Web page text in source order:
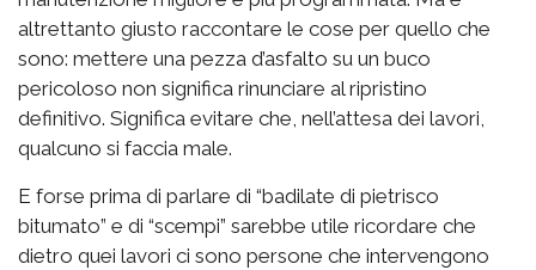
altrettanto giusto raccontare le cose per quello che
sono: mettere una pezza d’asfalto su un buco
pericoloso non significa rinunciare al ripristino
definitivo. Significa evitare che, nell’attesa dei lavori,
qualcuno si faccia male.
E forse prima di parlare di “badilate di pietrisco
bitumato” e di “scempi” sarebbe utile ricordare che
dietro quei lavori ci sono persone che intervengono